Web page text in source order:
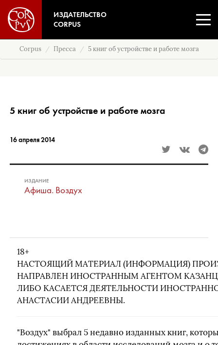
ИЗДАТЕЛЬСТВО
CORPUS
Corpus Пресса 5 книг об устройстве и работе мозга
5 книг об устройстве и работе мозга
16 апреля 2014
ИЗДАНИЕ
Афиша. Воздух
18+
НАСТОЯЩИЙ МАТЕРИАЛ (ИНФОРМАЦИЯ)
НАПРАВЛЕН ИНОСТРАННЫМ АГЕНТОМ
ЛИБО КАСАЕТСЯ ДЕЯТЕЛЬНОСТИ
АНАСТАСИИ АНДРЕЕВНЫ.
"Воздух" выбрал 5 недавно изданных книг,